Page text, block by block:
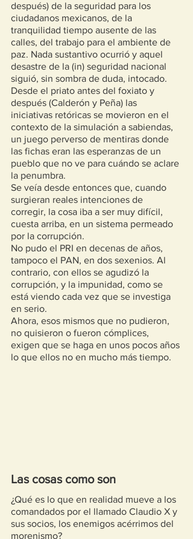
después) de la seguridad para los
ciudadanos mexicanos, de la
tranquilidad tiempo ausente de las
calles, del trabajo para el ambiente de
paz. Nada sustantivo ocurrió y aquel
desastre de la (in) seguridad nacional
siguió, sin sombra de duda, intocado.
Desde el priato antes del foxiato y
después (Calderón y Peña) las
iniciativas retóricas se movieron en el
contexto de la simulación a sabiendas,
un juego perverso de mentiras donde
las fichas eran las esperanzas de un
pueblo que no ve para cuándo se aclare
la penumbra.
Se veía desde entonces que, cuando
surgieran reales intenciones de
corregir, la cosa iba a ser muy difícil,
cuesta arriba, en un sistema permeado
por la corrupción.
No pudo el PRI en decenas de años,
tampoco el PAN, en dos sexenios. Al
contrario, con ellos se agudizó la
corrupción, y la impunidad, como se
está viendo cada vez que se investiga
en serio.
Ahora, esos mismos que no pudieron,
no quisieron o fueron cómplices,
exigen que se haga en unos pocos años
lo que ellos no en mucho más tiempo.
Las cosas como son
¿Qué es lo que en realidad mueve a los
comandados por el llamado Claudio X y
sus socios, los enemigos acérrimos del
morenismo?